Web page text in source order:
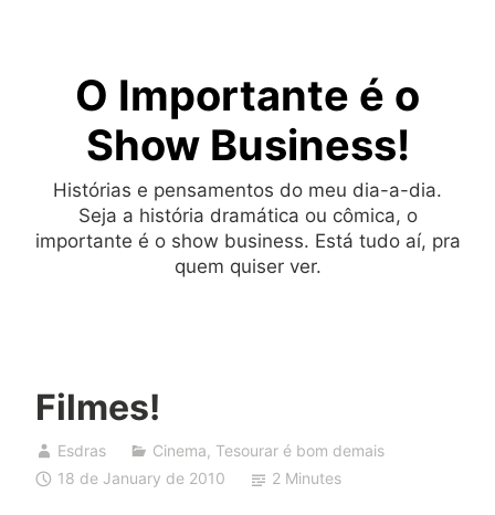
O Importante é o
Show Business!
Histórias e pensamentos do meu dia-a-dia.
Seja a história dramática ou cômica, o
importante é o show business. Está tudo aí, pra
quem quiser ver.
Filmes!
Esdras Cinema, Tesourar é bom demais
18 de January de 2010
2 Minutes